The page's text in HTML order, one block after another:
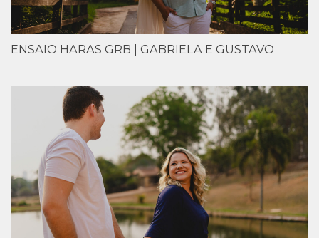
ENSAIO HARAS GRB | GABRIELA E GUSTAVO